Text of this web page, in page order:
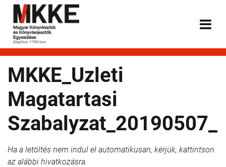
MKKE_Uzleti
Magatartasi
Szabalyzat_20190507_
Ha a letöltés nem indul el automatikusan, kérjük, kattintson
az alábbi hivatkozásra.